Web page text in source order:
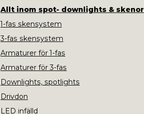
Allt inom spot- downlights & skenor
1-fas skensystem
3-fas skensystem
Armaturer för 1-fas
Armaturer för 3-fas
Downlights, spotlights
Drivdon
LED infälld